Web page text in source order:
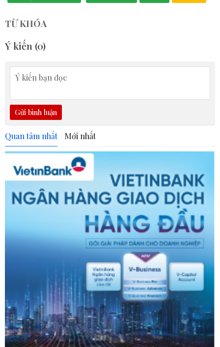
TỪ KHÓA
Ý kiến (0)
Gửi bình luận
Quan tâm nhất Mới nhất